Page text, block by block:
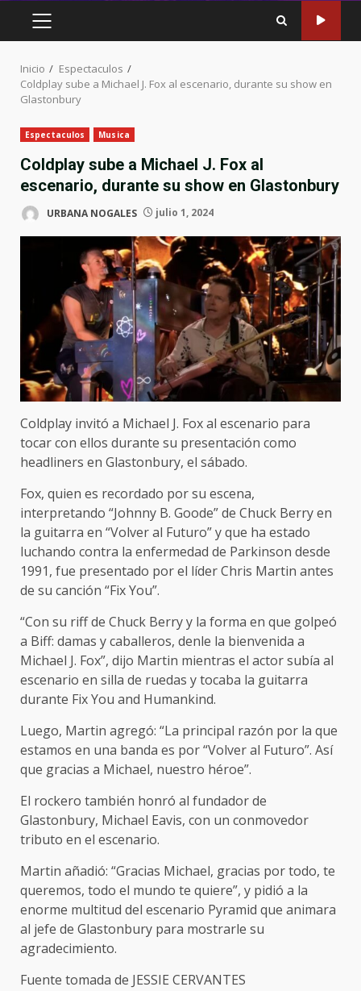
MENÚ
PRINCIPAL
Inicio
Espectaculos
Coldplay sube a Michael J. Fox al escenario, durante su show en
Glastonbury
Espectaculos Musica
Coldplay sube a Michael J. Fox al
escenario, durante su show en Glastonbury
URBANA NOGALES julio 1, 2024
Coldplay invitó a Michael J. Fox al escenario para
tocar con ellos durante su presentación como
headliners en Glastonbury, el sábado.
Fox, quien es recordado por su escena,
interpretando “Johnny B. Goode” de Chuck Berry en
la guitarra en “Volver al Futuro” y que ha estado
luchando contra la enfermedad de Parkinson desde
1991, fue presentado por el líder Chris Martin antes
de su canción “Fix You”.
“Con su riff de Chuck Berry y la forma en que golpeó
a Biff: damas y caballeros, denle la bienvenida a
Michael J. Fox”, dijo Martin mientras el actor subía al
escenario en silla de ruedas y tocaba la guitarra
durante Fix You and Humankind.
Luego, Martin agregó: “La principal razón por la que
estamos en una banda es por “Volver al Futuro”. Así
que gracias a Michael, nuestro héroe”.
El rockero también honró al fundador de
Glastonbury, Michael Eavis, con un conmovedor
tributo en el escenario.
Martin añadió: “Gracias Michael, gracias por todo, te
queremos, todo el mundo te quiere”, y pidió a la
enorme multitud del escenario Pyramid que animara
al jefe de Glastonbury para mostrarle su
agradecimiento.
Fuente tomada de JESSIE CERVANTES